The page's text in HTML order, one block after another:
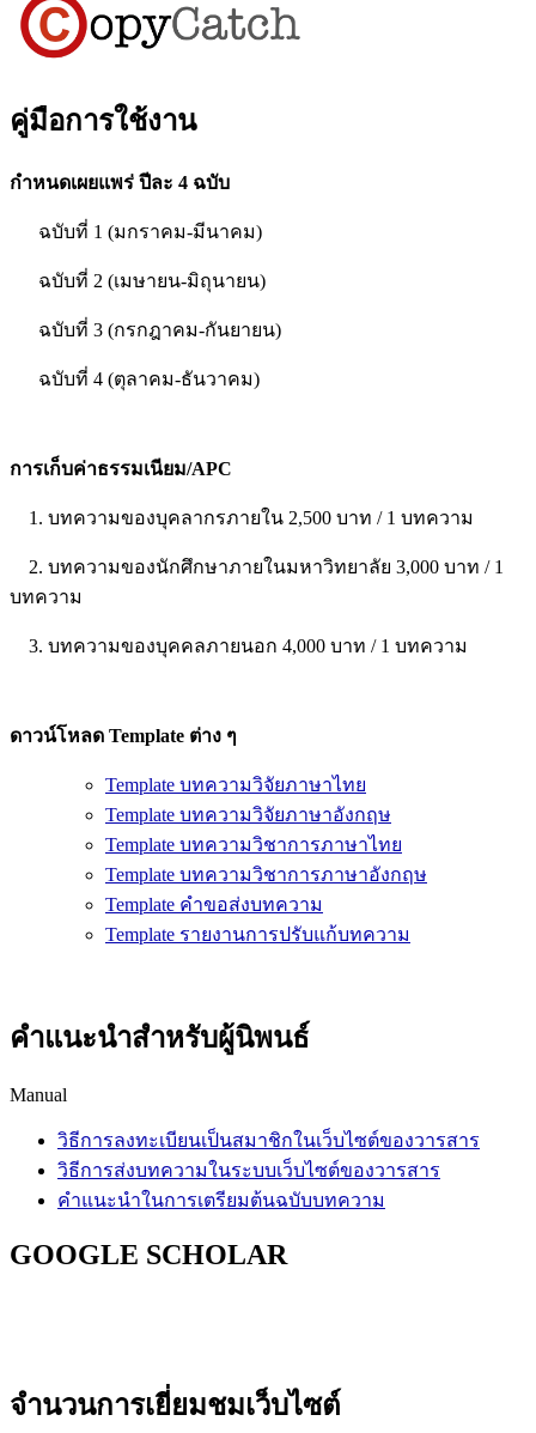
คู่มือการใช้งาน
กำหนดเผยแพร่ ปีละ 4 ฉบับ
ฉบับที่ 1 (มกราคม-มีนาคม)
ฉบับที่ 2 (เมษายน-มิถุนายน)
ฉบับที่ 3 (กรกฎาคม-กันยายน)
ฉบับที่ 4 (ตุลาคม-ธันวาคม)
การเก็บค่าธรรมเนียม/APC
1. บทความของบุคลากรภายใน 2,500 บาท / 1 บทความ
2. บทความของนักศึกษาภายในมหาวิทยาลัย 3,000 บาท / 1
บทความ
3. บทความของบุคคลภายนอก 4,000 บาท / 1 บทความ
ดาวน์โหลด Template ต่าง ๆ
Template บทความวิจัยภาษาไทย
Template บทความวิจัยภาษาอังกฤษ
Template บทความวิชาการภาษาไทย
Template บทความวิชาการภาษาอังกฤษ
Template คำขอส่งบทความ
Template รายงานการปรับแก้บทความ
คำแนะนำสำหรับผู้นิพนธ์
Manual
วิธีการลงทะเบียนเป็นสมาชิกในเว็บไซต์ของวารสาร
วิธีการส่งบทความในระบบเว็บไซต์ของวารสาร
คำแนะนำในการเตรียมต้นฉบับบทความ
GOOGLE SCHOLAR
จำนวนการเยี่ยมชมเว็บไซต์